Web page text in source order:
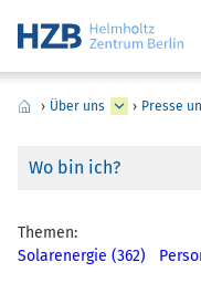
› Über uns › Presse
Wo bin ich?
Themen:
Solarenergie (362)